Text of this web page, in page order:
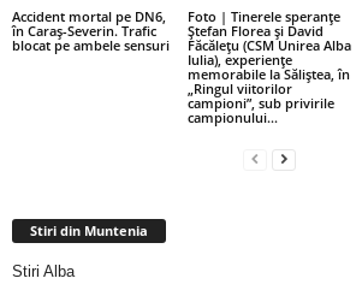
Accident mortal pe DN6,
în Caraș-Severin. Trafic
blocat pe ambele sensuri
Foto | Tinerele speranțe
Ștefan Florea și David
Făcălețu (CSM Unirea Alba
Iulia), experiențe
memorabile la Săliștea, în
„Ringul viitorilor
campioni”, sub privirile
campionului...
Stiri din Muntenia
Stiri Alba